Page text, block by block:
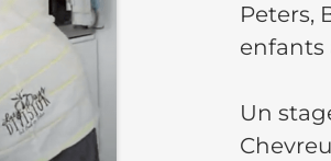
Peters,
enfants
Un